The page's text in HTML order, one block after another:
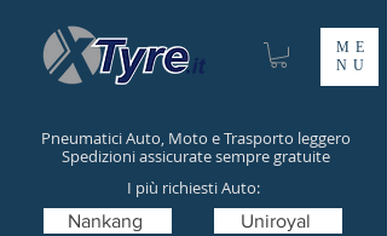
ME
NU
Pneumatici Auto, Moto e Trasporto leggero
Spedizioni assicurate sempre gratuite
Nankang Uniroyal
I più richiesti Auto: